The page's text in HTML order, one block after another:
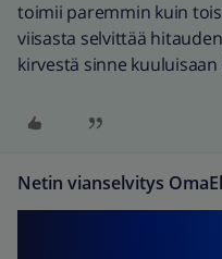
toimii paremmin kuin
viisasta selvittää
kirvestä sinne
Netin vianselvitys